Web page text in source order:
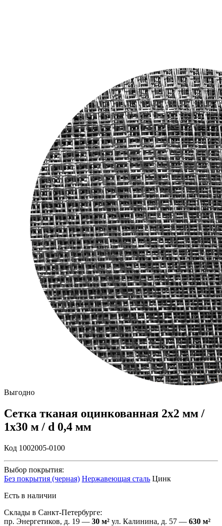
Выгодно
Сетка тканая оцинкованная 2х2 мм /
1х30 м / d 0,4 мм
Код 1002005-0100
Выбор покрытия:
Без покрытия (черная) Нержавеющая сталь Цинк
Есть в наличии
Склады в Санкт-Петербурге:
пр. Энергетиков, д. 19 — 30 м² ул. Калинина, д. 57 — 630 м²